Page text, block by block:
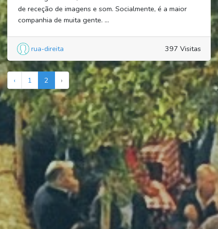
de receção de imagens e som. Socialmente, é a maior
companhia de muita gente. ...
rua-direita 397 Visitas
‹ 1 2 ›